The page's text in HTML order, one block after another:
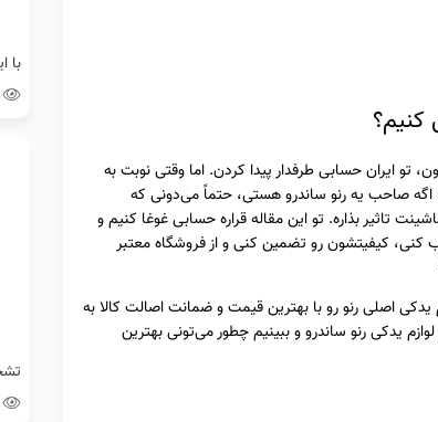
کنیم؟
تو ایران حسابی طرفدار پیدا کردن. اما وقتی نوبت به
اگه صاحب یه رنو ساندرو هستی، حتماً می‌دونی که
تاثیر بذاره. تو این مقاله قراره حسابی غوغا کنیم و
کنی، کیفیتشون رو تضمین کنی و از فروشگاه معتبر
اصلی رنو رو با بهترین قیمت و ضمانت اصالت کالا به
یدکی رنو ساندرو و ببینیم چطور می‌تونی بهترین